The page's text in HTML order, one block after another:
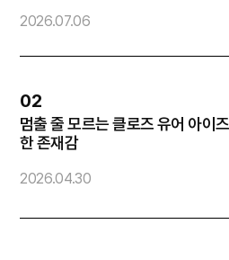
2026.07.06
02
멈출 줄 모르는 클로즈 유어 아이
한 존재감
2026.04.30